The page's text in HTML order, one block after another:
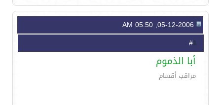
1
أبا الذموم
مراقب أقسام